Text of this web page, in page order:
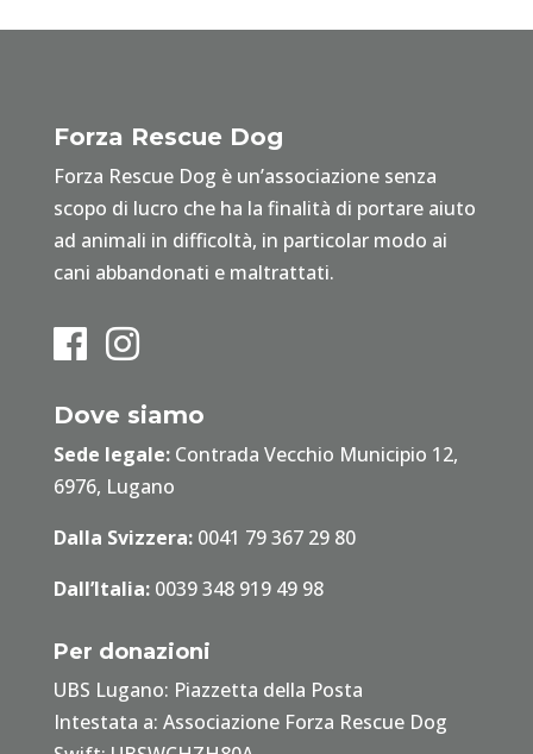
Forza Rescue Dog
Forza Rescue Dog è un’associazione senza
scopo di lucro che ha la finalità di portare aiuto
ad animali in difficoltà, in particolar modo ai
cani abbandonati e maltrattati.
Dove siamo
Sede legale:Contrada Vecchio Municipio 12,
6976, Lugano
Dalla Svizzera:0041 79 367 29 80
Dall’Italia:0039 348 919 49 98
Per donazioni
UBS Lugano: Piazzetta della Posta
Intestata a: Associazione Forza Rescue Dog